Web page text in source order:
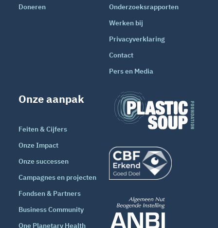
Doneren
Onderzoeksrapporten
Werken bij
Privacyverklaring
Contact
Pers en Media
Onze aanpak
Feiten & Cijfers
Onze Impact
Onze successen
Campagnes en projecten
Fondsen & Partners
Business Community
One Planetary Health